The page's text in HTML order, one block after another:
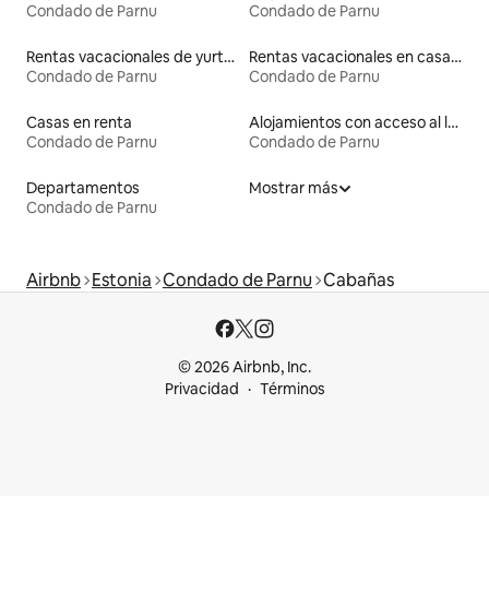
Condado de Parnu
Condado de Parnu
Rentas vacacionales de yurtas con jacuzzi
Condado de Parnu
Rentas vacacionales en casas de huéspedes
Condado de Parnu
Casas en renta
Condado de Parnu
Alojamientos con acceso al lago
Condado de Parnu
Departamentos
Condado de Parnu
Mostrar más
Airbnb Estonia Condado de Parnu Cabañas
© 2026 Airbnb, Inc.
Privacidad
Términos